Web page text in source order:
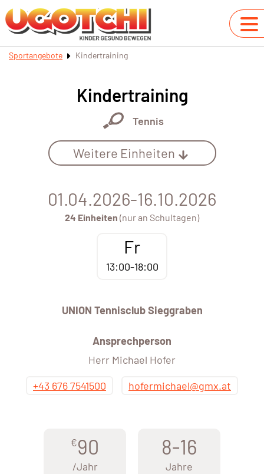
Sportangebote Kindertraining
Kindertraining
Tennis
Weitere Einheiten
01.04.2026-16.10.2026
24 Einheiten (nur an Schultagen)
Fr
13:00-18:00
UNION Tennisclub Sieggraben
Ansprechperson
Herr Michael Hofer
+43 676 7541500
hofermichael@gmx.at
€90
/Jahr
8-16
Jahre